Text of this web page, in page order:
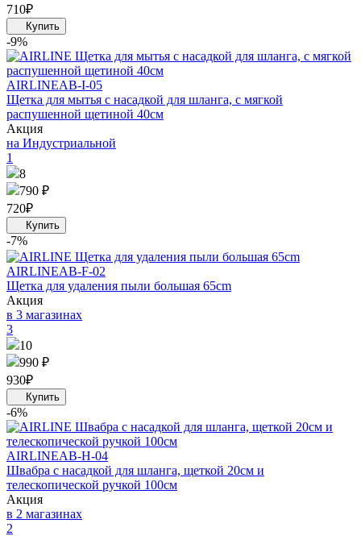
710₽
-9%
AIRLINEAB-I-05
Щетка для мытья с насадкой для шланга, с мягкой
распушенной щетиной 40см
Акция
на Индустриальной
1
8
790 ₽
720₽
-7%
AIRLINEAB-F-02
Щетка для удаления пыли большая 65cm
Акция
в 3 магазинах
3
10
990 ₽
930₽
-6%
AIRLINEAB-H-04
Швабра с насадкой для шланга, щеткой 20см и
телескопической ручкой 100см
Акция
в 2 магазинах
2